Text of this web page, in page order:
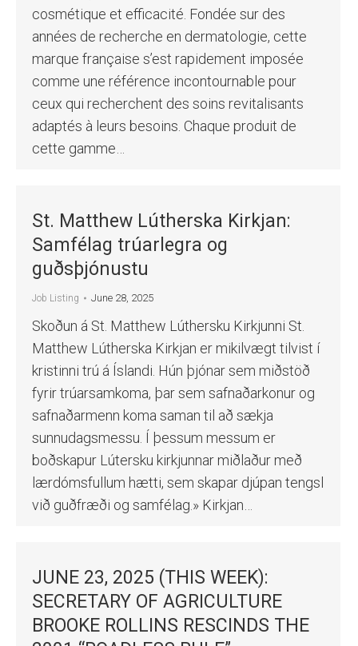
cosmétique et efficacité. Fondée sur des
années de recherche en dermatologie, cette
marque française s’est rapidement imposée
comme une référence incontournable pour
ceux qui recherchent des soins revitalisants
adaptés à leurs besoins. Chaque produit de
cette gamme…
St. Matthew Lútherska Kirkjan:
Samfélag trúarlegra og
guðsþjónustu
Job Listing June 28, 2025
Skoðun á St. Matthew Lúthersku Kirkjunni St.
Matthew Lútherska Kirkjan er mikilvægt tilvist í
kristinni trú á Íslandi. Hún þjónar sem miðstöð
fyrir trúarsamkoma, þar sem safnaðarkonur og
safnaðarmenn koma saman til að sækja
sunnudagsmessu. Í þessum messum er
boðskapur Lútersku kirkjunnar miðlaður með
lærdómsfullum hætti, sem skapar djúpan tengsl
við guðfræði og samfélag.» Kirkjan…
JUNE 23, 2025 (THIS WEEK):
SECRETARY OF AGRICULTURE
BROOKE ROLLINS RESCINDS THE